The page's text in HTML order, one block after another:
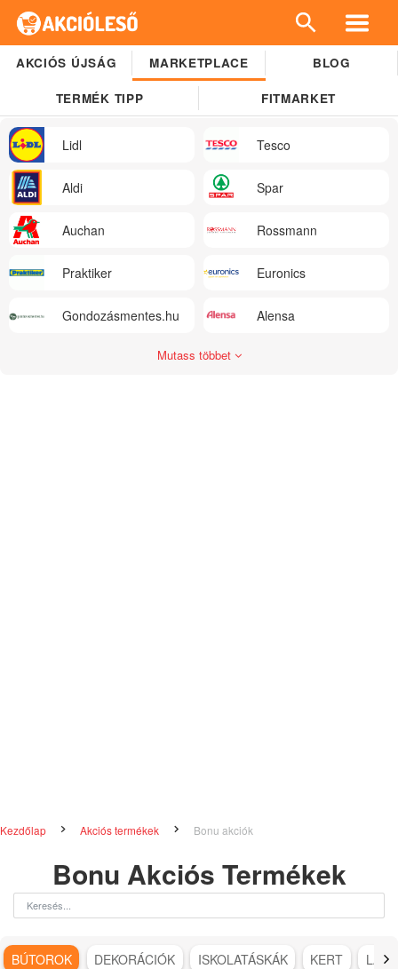
AKCIÓS ÚJSÁG MARKETPLACE BLOG
TERMÉK TIPP FITMARKET
Lidl Tesco
Aldi Spar
Auchan Rossmann
Praktiker Euronics
Gondozásmentes.hu Alensa
Mutass többet
Kezdőlap Akciós termékek Bonu akciók
Bonu Akciós Termékek
BÚTOROK DEKORÁCIÓK ISKOLATÁSKÁK KERT